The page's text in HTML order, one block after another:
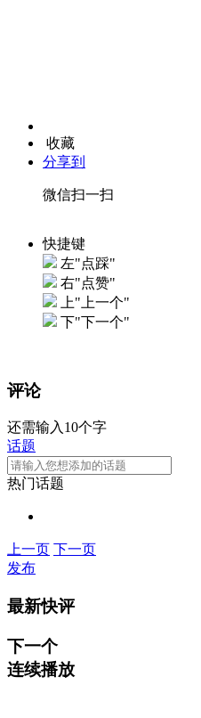
收藏
分享到
微信扫一扫
快捷键
左"点踩"
右"点赞"
上"上一个"
下"下一个"
评论
还需输入10个字
话题
热门话题
上一页 下一页
发布
最新快评
下一个
连续播放